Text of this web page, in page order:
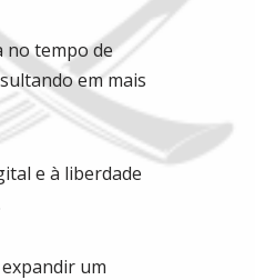
no tempo de
em mais
e à liberdade
um